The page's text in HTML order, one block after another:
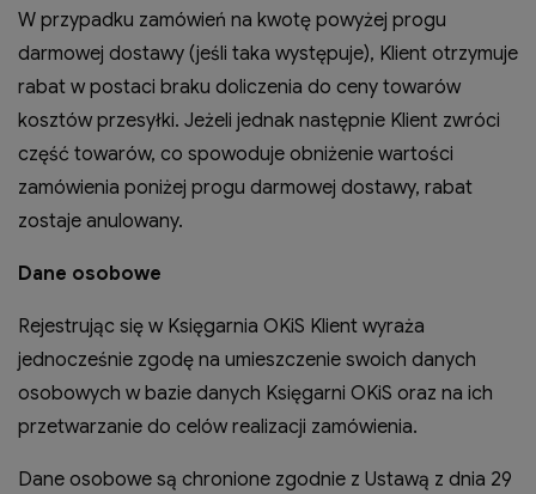
W przypadku zamówień na kwotę powyżej progu
darmowej dostawy (jeśli taka występuje), Klient otrzymuje
rabat w postaci braku doliczenia do ceny towarów
kosztów przesyłki. Jeżeli jednak następnie Klient zwróci
część towarów, co spowoduje obniżenie wartości
zamówienia poniżej progu darmowej dostawy, rabat
zostaje anulowany.
Dane osobowe
Rejestrując się w Księgarnia OKiS Klient wyraża
jednocześnie zgodę na umieszczenie swoich danych
osobowych w bazie danych Księgarni OKiS oraz na ich
przetwarzanie do celów realizacji zamówienia.
Dane osobowe są chronione zgodnie z Ustawą z dnia 29